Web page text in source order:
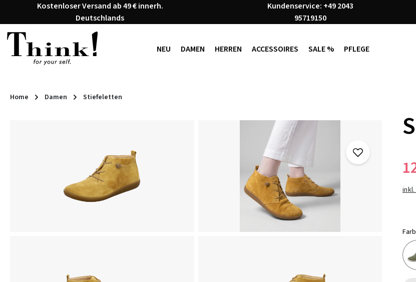
Hauptinhalt springen
Zur Suche springen
Zur Hauptnavigation springen
Kostenloser Versand ab 49 € innerh.
Deutschlands
Kundenservice: +49 2043
95719150
NEU DAMEN HERREN ACCESSOIRES SALE % PFLEGE
Home Damen Stiefeletten